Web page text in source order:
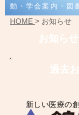
動・学会案内・図
HOME > お知らせ
お知ら
過去
新しい医療の